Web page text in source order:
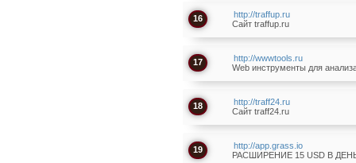
16
http://traffup.ru
Сайт traffup.ru
17
http://wwwtools.ru
Web инструменты для
18
http://traff24.ru
Сайт traff24.ru
19
http://app.grass.io
РАСШИРЕНИЕ 15 USD В